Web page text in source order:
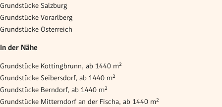
Grundstücke Salzburg
Grundstücke Vorarlberg
Grundstücke Österreich
In der Nähe
Grundstücke Kottingbrunn, ab 1440 m²
Grundstücke Seibersdorf, ab 1440 m²
Grundstücke Berndorf, ab 1440 m²
Grundstücke Mitterndorf an der Fischa, ab 1440 m²